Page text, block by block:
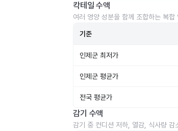
칵테일 수액
여러 영양 성분을 함께 조합하는 복
기준
인제군 최저가
인제군 평균가
전국 평균가
감기 수액
감기 중 컨디션 저하, 열감, 식사량